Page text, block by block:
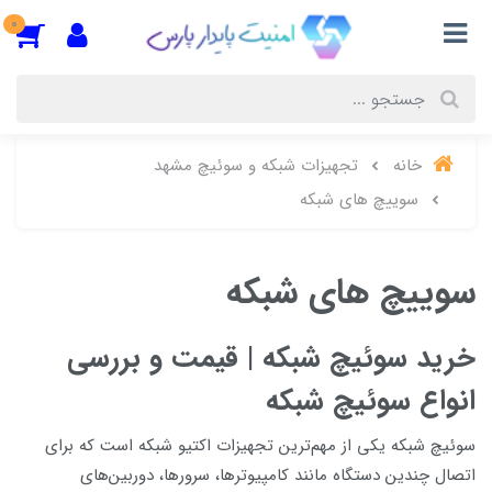
0
خانه
تجهیزات شبکه و سوئیچ مشهد
سوییچ های شبکه
سوییچ های شبکه
خرید سوئیچ شبکه | قیمت و بررسی
انواع سوئیچ شبکه
سوئیچ شبکه یکی از مهم‌ترین تجهیزات اکتیو شبکه است که برای
اتصال چندین دستگاه مانند کامپیوترها، سرورها، دوربین‌های